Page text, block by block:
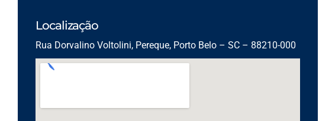
Localização
Rua Dorvalino Voltolini, Pereque, Porto Belo – SC – 88210-000